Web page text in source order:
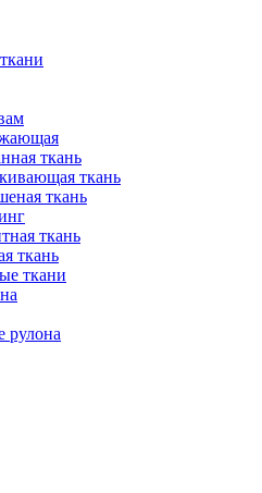
ткань
ткань
ткань
ткань
ткань
ткани
рулона